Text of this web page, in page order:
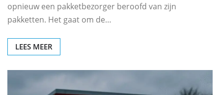
opnieuw een pakketbezorger beroofd van zijn
pakketten. Het gaat om de…
LEES MEER